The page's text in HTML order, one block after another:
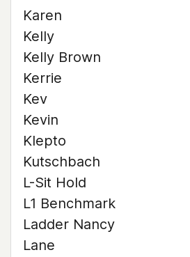
Karen
Kelly
Kelly Brown
Kerrie
Kev
Kevin
Klepto
Kutschbach
L-Sit Hold
L1 Benchmark
Ladder Nancy
Lane